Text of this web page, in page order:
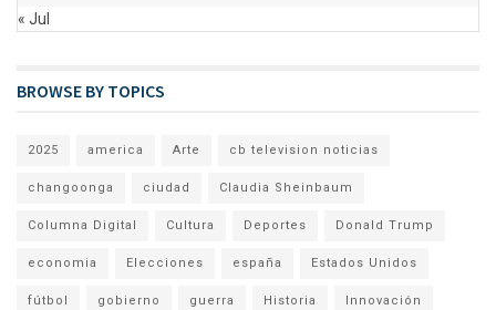
« Jul
BROWSE BY TOPICS
2025 america Arte cb television noticias
changoonga ciudad Claudia Sheinbaum
Columna Digital Cultura Deportes Donald Trump
economia Elecciones españa Estados Unidos
fútbol gobierno guerra Historia Innovación